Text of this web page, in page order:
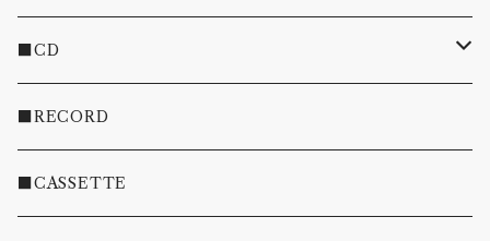
■CD
・INDIE
・EMO/PUNK/POST HC
■RECORD
■CASSETTE